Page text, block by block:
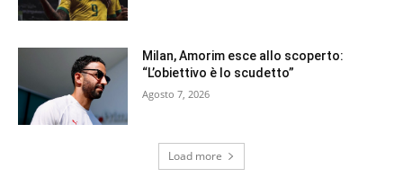
Milan, Amorim esce allo scoperto:
“L’obiettivo è lo scudetto”
Agosto 7, 2026
Load more